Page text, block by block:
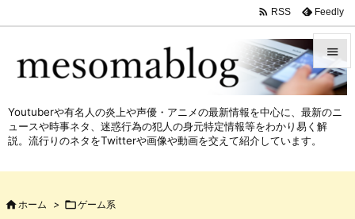



 RSS Feedly
Youtuberや有名人の炎上や声優・アニメの最新情報を中心に、最新のニ
ュースや時事ネタ、迷惑行為の犯人の身元特定情報等をわかり易く解
説。流行りのネタをTwitterや画像や動画を交えて紹介しています。
 ホーム > ゲーム系